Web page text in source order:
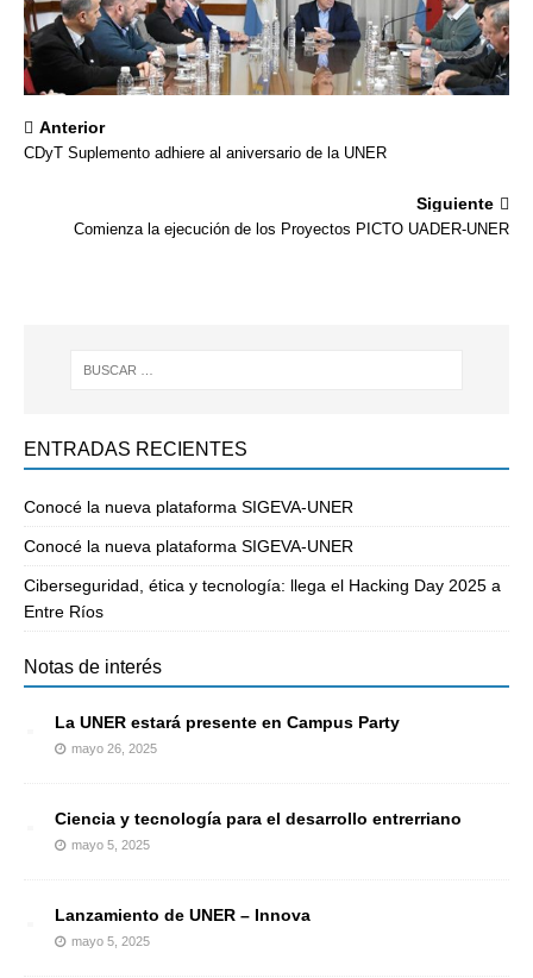
Anterior
CDyT Suplemento adhiere al aniversario de la UNER
Siguiente
Comienza la ejecución de los Proyectos PICTO UADER-UNER
ENTRADAS RECIENTES
Conocé la nueva plataforma SIGEVA-UNER
Conocé la nueva plataforma SIGEVA-UNER
Ciberseguridad, ética y tecnología: llega el Hacking Day 2025 a
Entre Ríos
Notas de interés
La UNER estará presente en Campus Party
mayo 26, 2025
Ciencia y tecnología para el desarrollo entrerriano
mayo 5, 2025
Lanzamiento de UNER – Innova
mayo 5, 2025